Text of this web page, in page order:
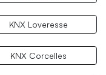
KNX Loveresse
KNX Corcelles